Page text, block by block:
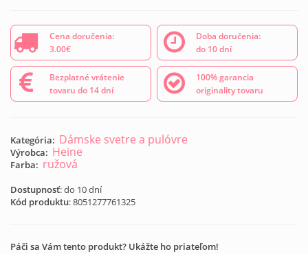
Cena doručenia:
3.00€
Doba doručenia:
do 10 dní
Bezplatné vrátenie
tovaru do 14 dní
100% garancia
originality tovaru
Kategória: Dámske svetre a pulóvre
Výrobca: Heine
Farba: ružová
Dostupnosť: do 10 dní
Kód produktu:8051277761325
Páči sa Vám tento produkt? Ukážte ho priateľom!